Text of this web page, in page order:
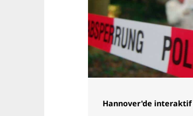
Hannover'de